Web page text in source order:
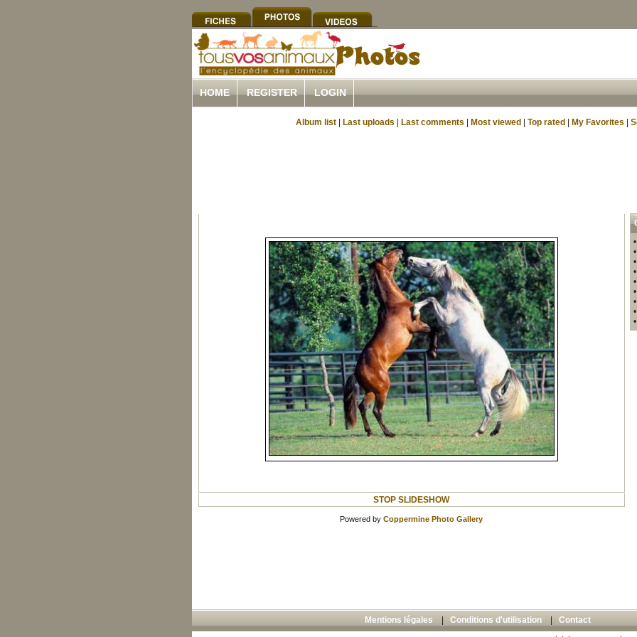
HOME REGISTER LOGIN
Album list Last uploads Last comments Most viewed Top rated My Favorites
STOP SLIDESHOW
Powered by Coppermine Photo Gallery
•
•
•
•
Mentions légales Conditions d'utilisation Contact